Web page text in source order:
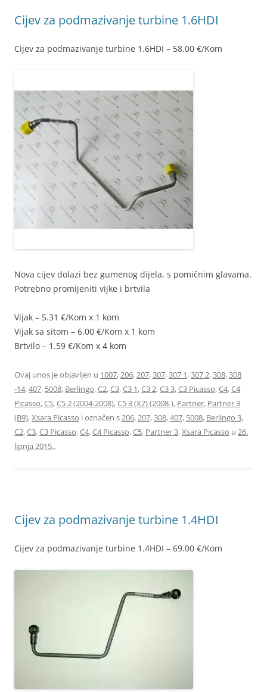
Cijev za podmazivanje turbine 1.6HDI
Cijev za podmazivanje turbine 1.6HDI – 58.00 €/Kom
Nova cijev dolazi bez gumenog dijela, s pomičnim glavama.
Potrebno promijeniti vijke i brtvila
Vijak – 5.31 €/Kom x 1 kom
Vijak sa sitom – 6.00 €/Kom x 1 kom
Brtvilo – 1.59 €/Kom x 4 kom
Ovaj unos je objavljen u 1007,206,207,307,307 1,307 2,308,308
-14,407, 5008, Berlingo,C2,C3,C3 1,C3 2,C3 3,C3 Picasso,C4,C4
Picasso,C5,C5 2 (2004-2008),C5 3 (X7) (2008-), Partner, Partner 3
(B9),Xsara Picasso i označen s206,207,308,407, 5008, Berlingo 3,
C2,C3,C3 Picasso,C4,C4 Picasso,C5, Partner 3,Xsara Picasso u 26.
lipnja 2015..
Cijev za podmazivanje turbine 1.4HDI
Cijev za podmazivanje turbine 1.4HDI – 69.00 €/Kom